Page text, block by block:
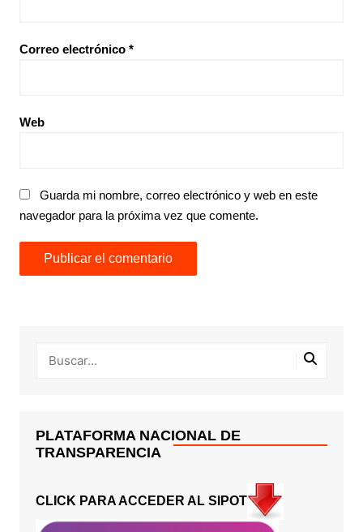
Correo electrónico *
Web
Guarda mi nombre, correo electrónico y web en este
navegador para la próxima vez que comente.
PLATAFORMA NACIONAL DE
TRANSPARENCIA
CLICK PARA ACCEDER AL SIPOT